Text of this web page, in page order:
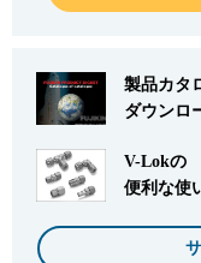
製品カタ
ダウンロ
V-Lokの
便利な使